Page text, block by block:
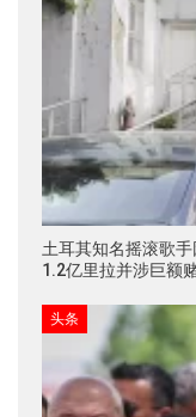
土耳其知名摇滚歌
1.2亿里拉并涉巨额
头条